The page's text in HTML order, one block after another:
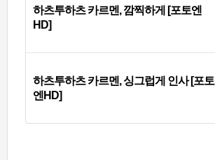
하츠투하츠 카르멘, 깜찍하게 [포토엔
HD]
하츠투하츠 카르멘, 싱그럽게 인사 [포토
엔HD]